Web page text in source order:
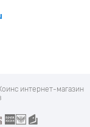
интернет-магазин